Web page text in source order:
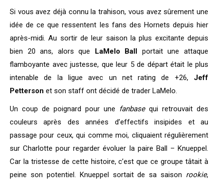
Si vous avez déjà connu la trahison, vous avez sûrement une
idée de ce que ressentent les fans des Hornets depuis hier
après-midi. Au sortir de leur saison la plus excitante depuis
bien 20 ans, alors que LaMelo Ball portait une attaque
flamboyante avec justesse, que leur 5 de départ était le plus
intenable de la ligue avec un net rating de +26, Jeff
Petterson et son staff ont décidé de trader LaMelo.
Un coup de poignard pour une fanbasequi retrouvait des
couleurs après des années d’effectifs insipides et au
passage pour ceux, qui comme moi, cliquaient régulièrement
sur Charlotte pour regarder évoluer la paire Ball – Knueppel.
Car la tristesse de cette histoire, c’est que ce groupe tâtait à
peine son potentiel. Knueppel sortait de sa saison rookie,